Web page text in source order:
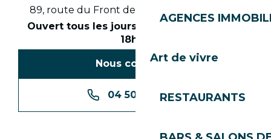
AGENCES
Art de vivre
RESTAURANTS
89, route du Front de Neige 74260 Les Gets
Ouvert tous les jours en saison de 8h30 à
18h30
Nous contacter
04 50 74 74 74